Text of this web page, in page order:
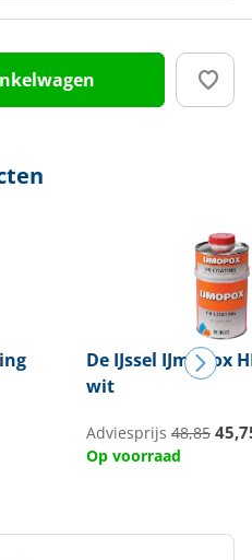
De IJssel IJmopox
wit
Adviesprijs 48,85
Op voorraad